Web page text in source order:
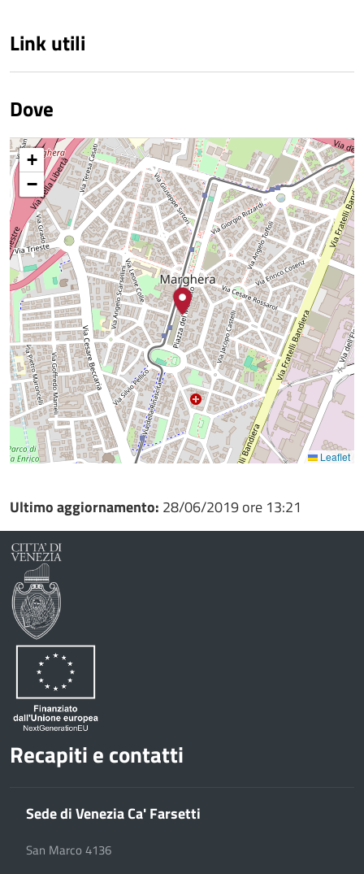
Link utili
Dove
+
−
Leaflet
Ultimo aggiornamento: 28/06/2019 ore 13:21
Recapiti e contatti
Sede di Venezia Ca' Farsetti
San Marco 4136